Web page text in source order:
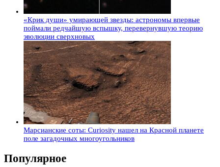
«Крик души» умирающей звезды: астрономы впервые
поймали редчайшую вспышку, перевернувшую теорию
эволюции сверхновых
Марсианские соты: Curiosity нашел на Красной планете
поле загадочных многоугольников
Популярное